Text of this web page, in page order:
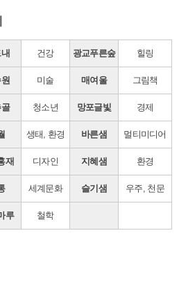
건강 광교푸른숲 힐링
미술 매여울 그림책
청소년 망포글빛 경제
생태, 환경 바른샘 멀티미디어
재 디자인 지혜샘 환경
세계문화 슬기샘 우주, 천문
루 철학